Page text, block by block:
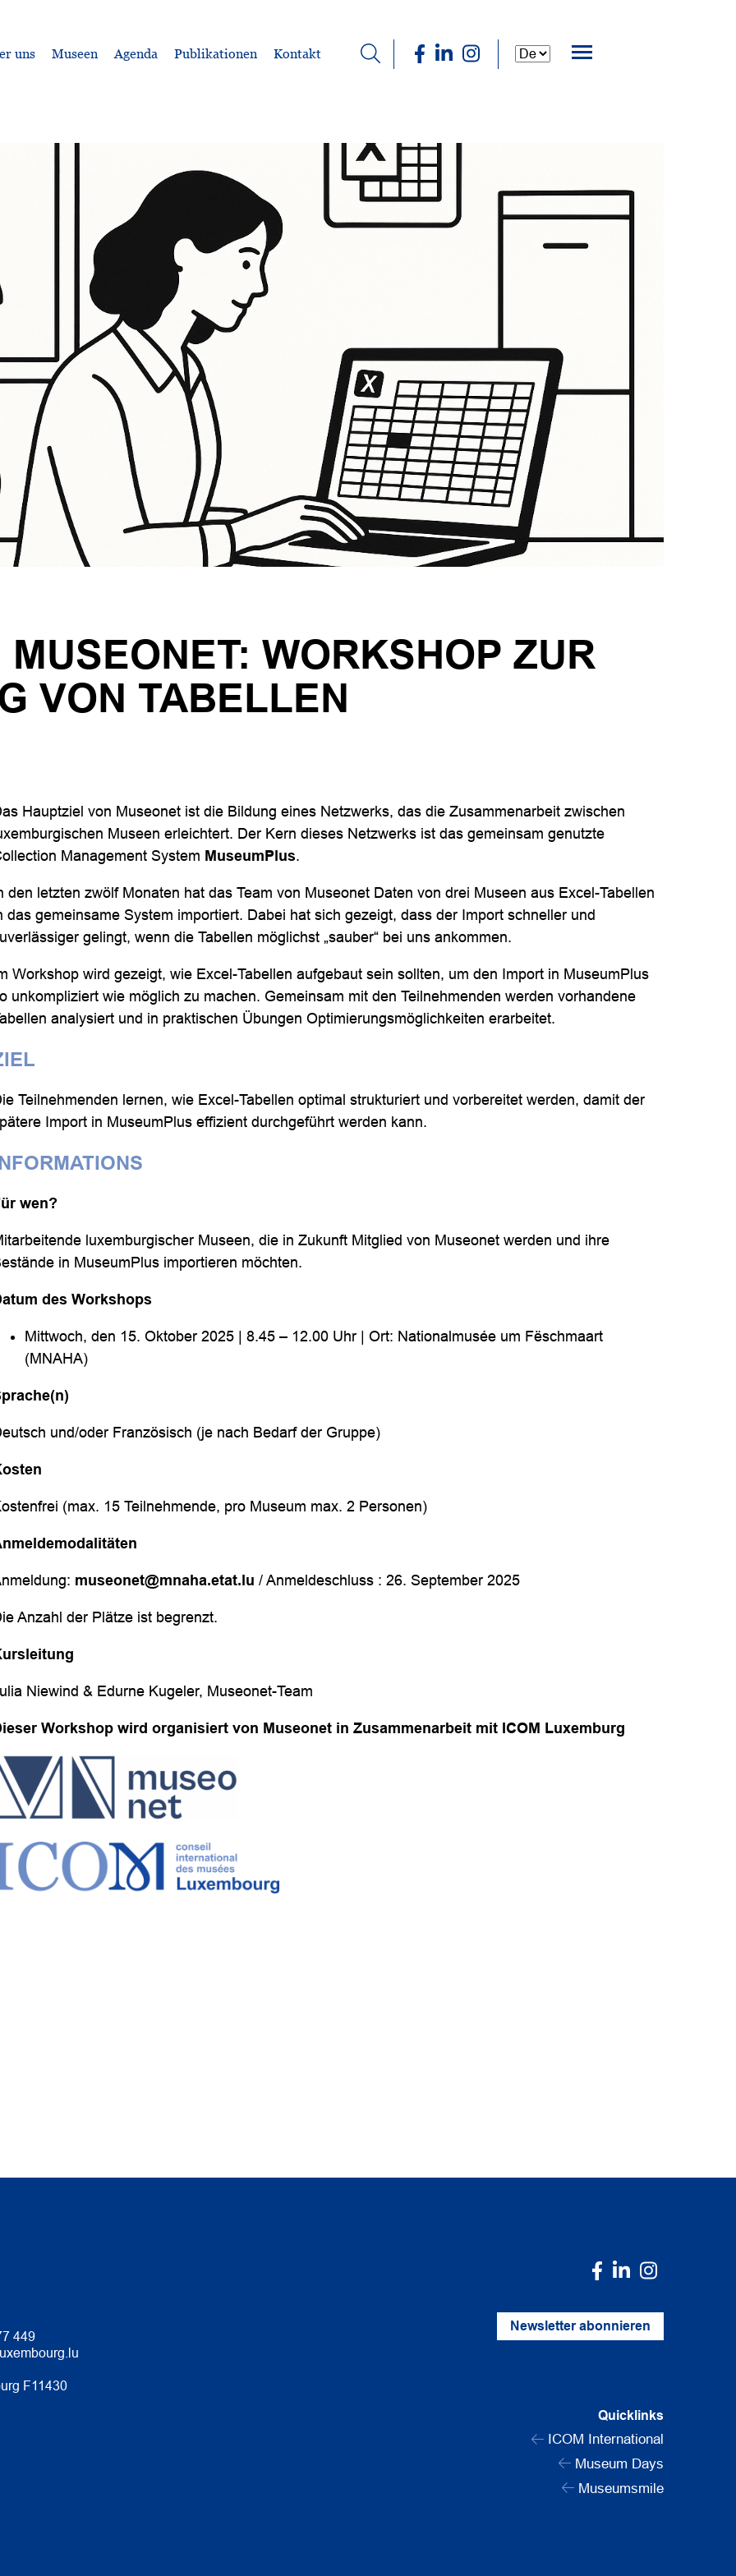
uns Museen Agenda Publikationen Kontakt
WORKSHOP ZUR
VON TABELLEN
Hauptziel von Museonet ist die Bildung eines Netzwerks, das die Zusammenarbeit zwischen
Museen erleichtert. Der Kern dieses Netzwerks ist das gemeinsam genutzte
Management System MuseumPlus.
den letzten zwölf Monaten hat das Team von Museonet Daten von drei Museen aus Excel-Tabellen
das gemeinsame System importiert. Dabei hat sich gezeigt, dass der Import schneller und
gelingt, wenn die Tabellen möglichst „sauber“ bei uns ankommen.
Workshop wird gezeigt, wie Excel-Tabellen aufgebaut sein sollten, um den Import in MuseumPlus
unkompliziert wie möglich zu machen. Gemeinsam mit den Teilnehmenden werden vorhandene
analysiert und in praktischen Übungen Optimierungsmöglichkeiten erarbeitet.
Teilnehmenden lernen, wie Excel-Tabellen optimal strukturiert und vorbereitet werden, damit der
Import in MuseumPlus effizient durchgeführt werden kann.
wen?
luxemburgischer Museen, die in Zukunft Mitglied von Museonet werden und ihre
in MuseumPlus importieren möchten.
des Workshops
Mittwoch, den 15. Oktober 2025 | 8.45 – 12.00 Uhr | Ort: Nationalmusée um Fëschmaart
(MNAHA)
und/oder Französisch (je nach Bedarf der Gruppe)
(max. 15 Teilnehmende, pro Museum max. 2 Personen)
museonet@mnaha.etat.lu / Anmeldeschluss : 26. September 2025
Anzahl der Plätze ist begrenzt.
Niewind & Edurne Kugeler, Museonet-Team
Workshop wird organisiert von Museonet in Zusammenarbeit mit ICOM Luxemburg
449
F11430
Newsletter abonnieren
Quicklinks
ICOM International
Museum Days
Museumsmile